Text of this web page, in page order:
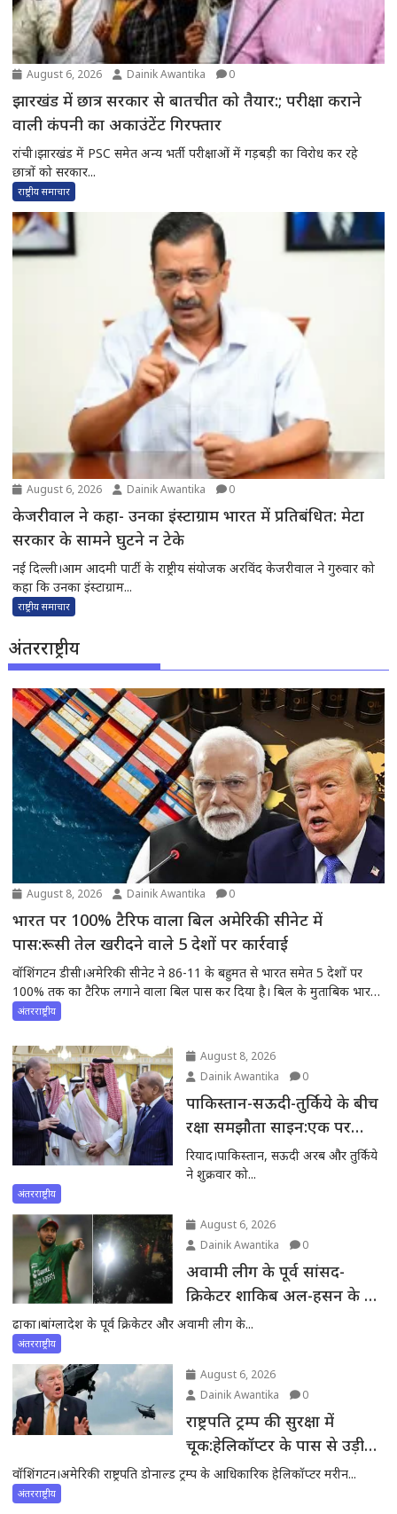
August 6, 2026 Dainik Awantika 0
झारखंड में छात्र सरकार से बातचीत को तैयार:; परीक्षा कराने
वाली कंपनी का अकाउंटेंट गिरफ्तार
रांची।झारखंड में PSC समेत अन्य भर्ती परीक्षाओं में गड़बड़ी का विरोध कर रहे
छात्रों को सरकार...
राष्ट्रीय समाचार
August 6, 2026 Dainik Awantika 0
केजरीवाल ने कहा- उनका इंस्टाग्राम भारत में प्रतिबंधित: मेटा
सरकार के सामने घुटने न टेके
नई दिल्ली।आम आदमी पार्टी के राष्ट्रीय संयोजक अरविंद केजरीवाल ने गुरुवार को
कहा कि उनका इंस्टाग्राम...
राष्ट्रीय समाचार
अंतरराष्ट्रीय
August 8, 2026 Dainik Awantika 0
भारत पर 100% टैरिफ वाला बिल अमेरिकी सीनेट में
पास:रूसी तेल खरीदने वाले 5 देशों पर कार्रवाई
वॉशिंगटन डीसी।अमेरिकी सीनेट ने 86-11 के बहुमत से भारत समेत 5 देशों पर
100% तक का टैरिफ लगाने वाला बिल पास कर दिया है। बिल के मुताबिक भारत,
चीन, स्लोवाकिया, हंगरी और अजरबैजान पर 100% टैरिफ लगाया जा सकता है।
अंतरराष्ट्रीय
August 8, 2026
Dainik Awantika
0
पाकिस्तान-सऊदी-तुर्किये के बीच
रक्षा समझौता साइन:एक पर
हमला तीनों पर माना जाएगा
रियाद।पाकिस्तान, सऊदी अरब और तुर्किये
ने शुक्रवार को...
अंतरराष्ट्रीय
August 6, 2026
Dainik Awantika
0
अवामी लीग के पूर्व सांसद-
क्रिकेटर शाकिब अल-हसन के घर
पर हमला:पत्थर-पेट्रोल बम फेंके
ढाका।बांग्लादेश के पूर्व क्रिकेटर और अवामी लीग के...
अंतरराष्ट्रीय
August 6, 2026
Dainik Awantika
0
राष्ट्रपति ट्रम्प की सुरक्षा में
चूक:हेलिकॉप्टर के पास से उड़ी
कमर्शियल फ्लाइट, FAA ने की
वॉशिंगटन।अमेरिकी राष्ट्रपति डोनाल्ड ट्रम्प के आधिकारिक हेलिकॉप्टर मरीन...
अंतरराष्ट्रीय